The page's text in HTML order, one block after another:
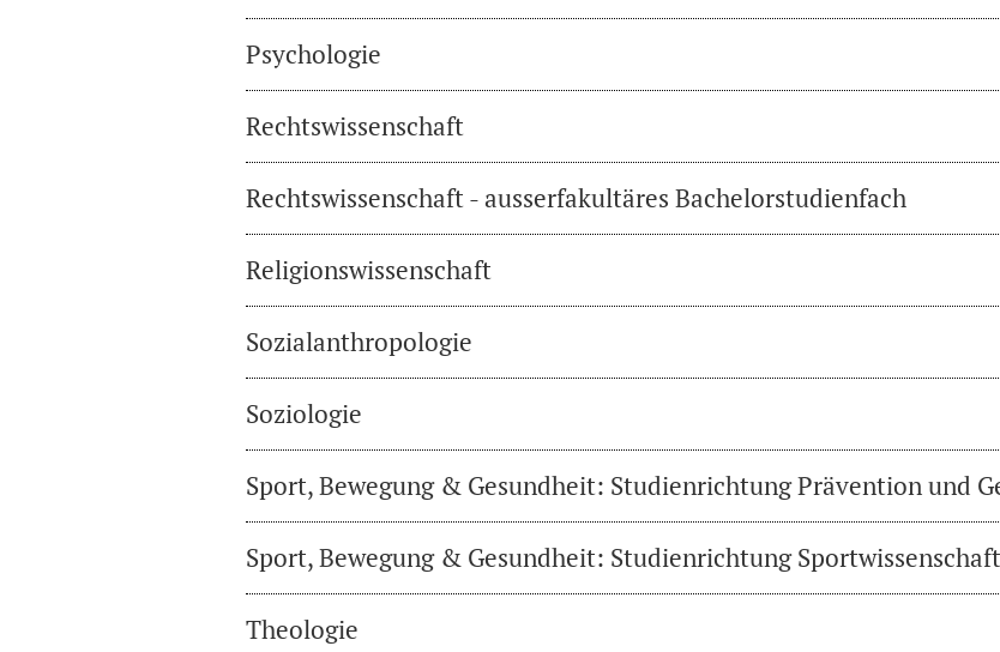
Psychologie
Rechtswissenschaft
Rechtswissenschaft - ausserfakultäres Bachelorstudienfach
Religionswissenschaft
Sozialanthropologie
Soziologie
Sport, Bewegung & Gesundheit: Studienrichtung Prävention und
Sport, Bewegung & Gesundheit: Studienrichtung
Theologie